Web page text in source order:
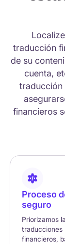
traducción
de su
cuenta,
traducción
financieros
Proceso
seguro
Priorizamos
traducciones
financieros,